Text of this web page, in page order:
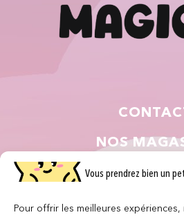
Vous prendrez bien un
Pour offrir les meilleures
NOS
QUI SOMMES
NOUS